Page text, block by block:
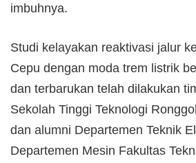
imbuhnya.
Studi kelayakan reaktivasi jalur
Cepu dengan moda trem listrik
dan terbarukan telah dilakukan
Sekolah Tinggi Teknologi
dan alumni Departemen Teknik
Departemen Mesin Fakultas